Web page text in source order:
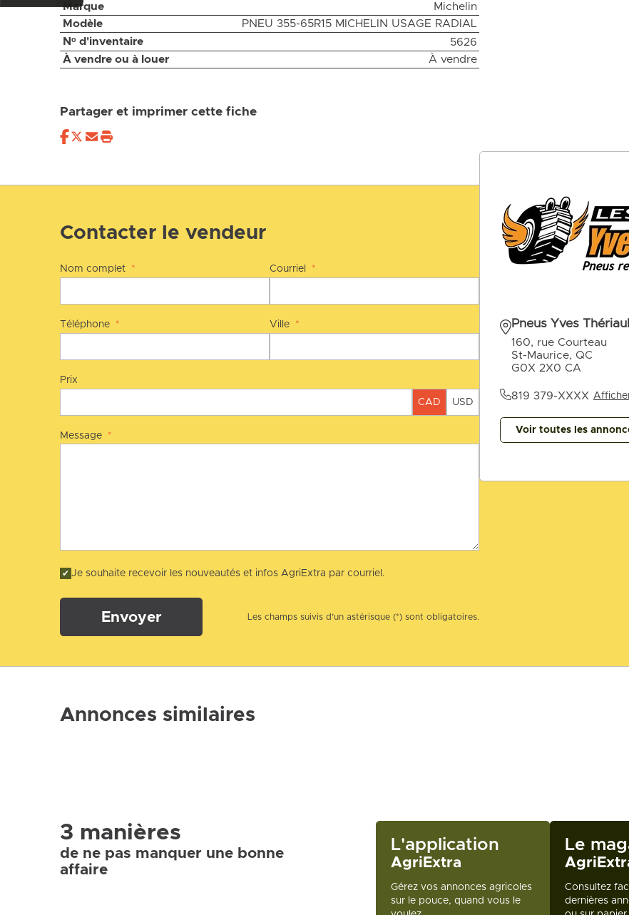
Marque
Michelin
Modèle
PNEU 355-65R15 MICHELIN USAGE RADIAL
Nᵒ d'inventaire
5626
À vendre ou à louer
À vendre
Partager et imprimer cette fiche
Contacter le vendeur
Nom complet * Courriel *
Téléphone * Ville *
Prix
CAD USD
Message *
Je souhaite recevoir les nouveautés et infos AgriExtra par courriel.
Envoyer Les champs suivis d’un astérisque (*) sont obligatoires.
Pneus Yves
160, rue Courteau
St-Maurice, QC
G0X 2X0 CA
819 379-XXXX
Voir toutes les
Annonces similaires
3 manières
de ne pas manquer une bonne
affaire
L'application
AgriExtra
Gérez vos annonces agricoles
sur le pouce, quand vous le
Le
Consultez
dernières